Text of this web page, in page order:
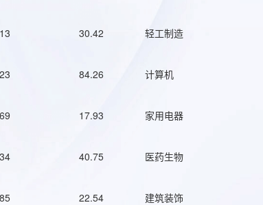
30.42 轻工制造
84.26 计算机
17.93 家用电器
40.75 医药生物
22.54 建筑装饰